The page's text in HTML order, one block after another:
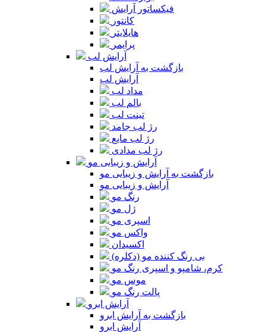
فیکساتور آرایش
کانتور
هایلایتر
پرایمر
آرایش لب
بازگشت به آرایش لب
آرایش لب
مداد لب
بالم لب
تینت لب
رژ لب جامد
رژ لب مایع
رژ لب مدادی
آرایش و زیبایی مو
بازگشت به آرایش و زیبایی مو
آرایش و زیبایی مو
رنگ مو
ژل مو
اسپری مو
واکس مو
اکسیدان
بی رنگ کننده مو (دکلره)
کرم، شامپو و اسپری رنگ مو
موس مو
پالت رنگ مو
آرایش ابرو
بازگشت به آرایش ابرو
آرایش ابرو